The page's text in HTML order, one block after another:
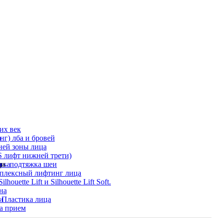
век
лба и бровей
зоны лица
лифт нижней трети)
– подтяжка шеи
лифтинг лица
Lift и Silhouette Lift Soft.
лица
прием